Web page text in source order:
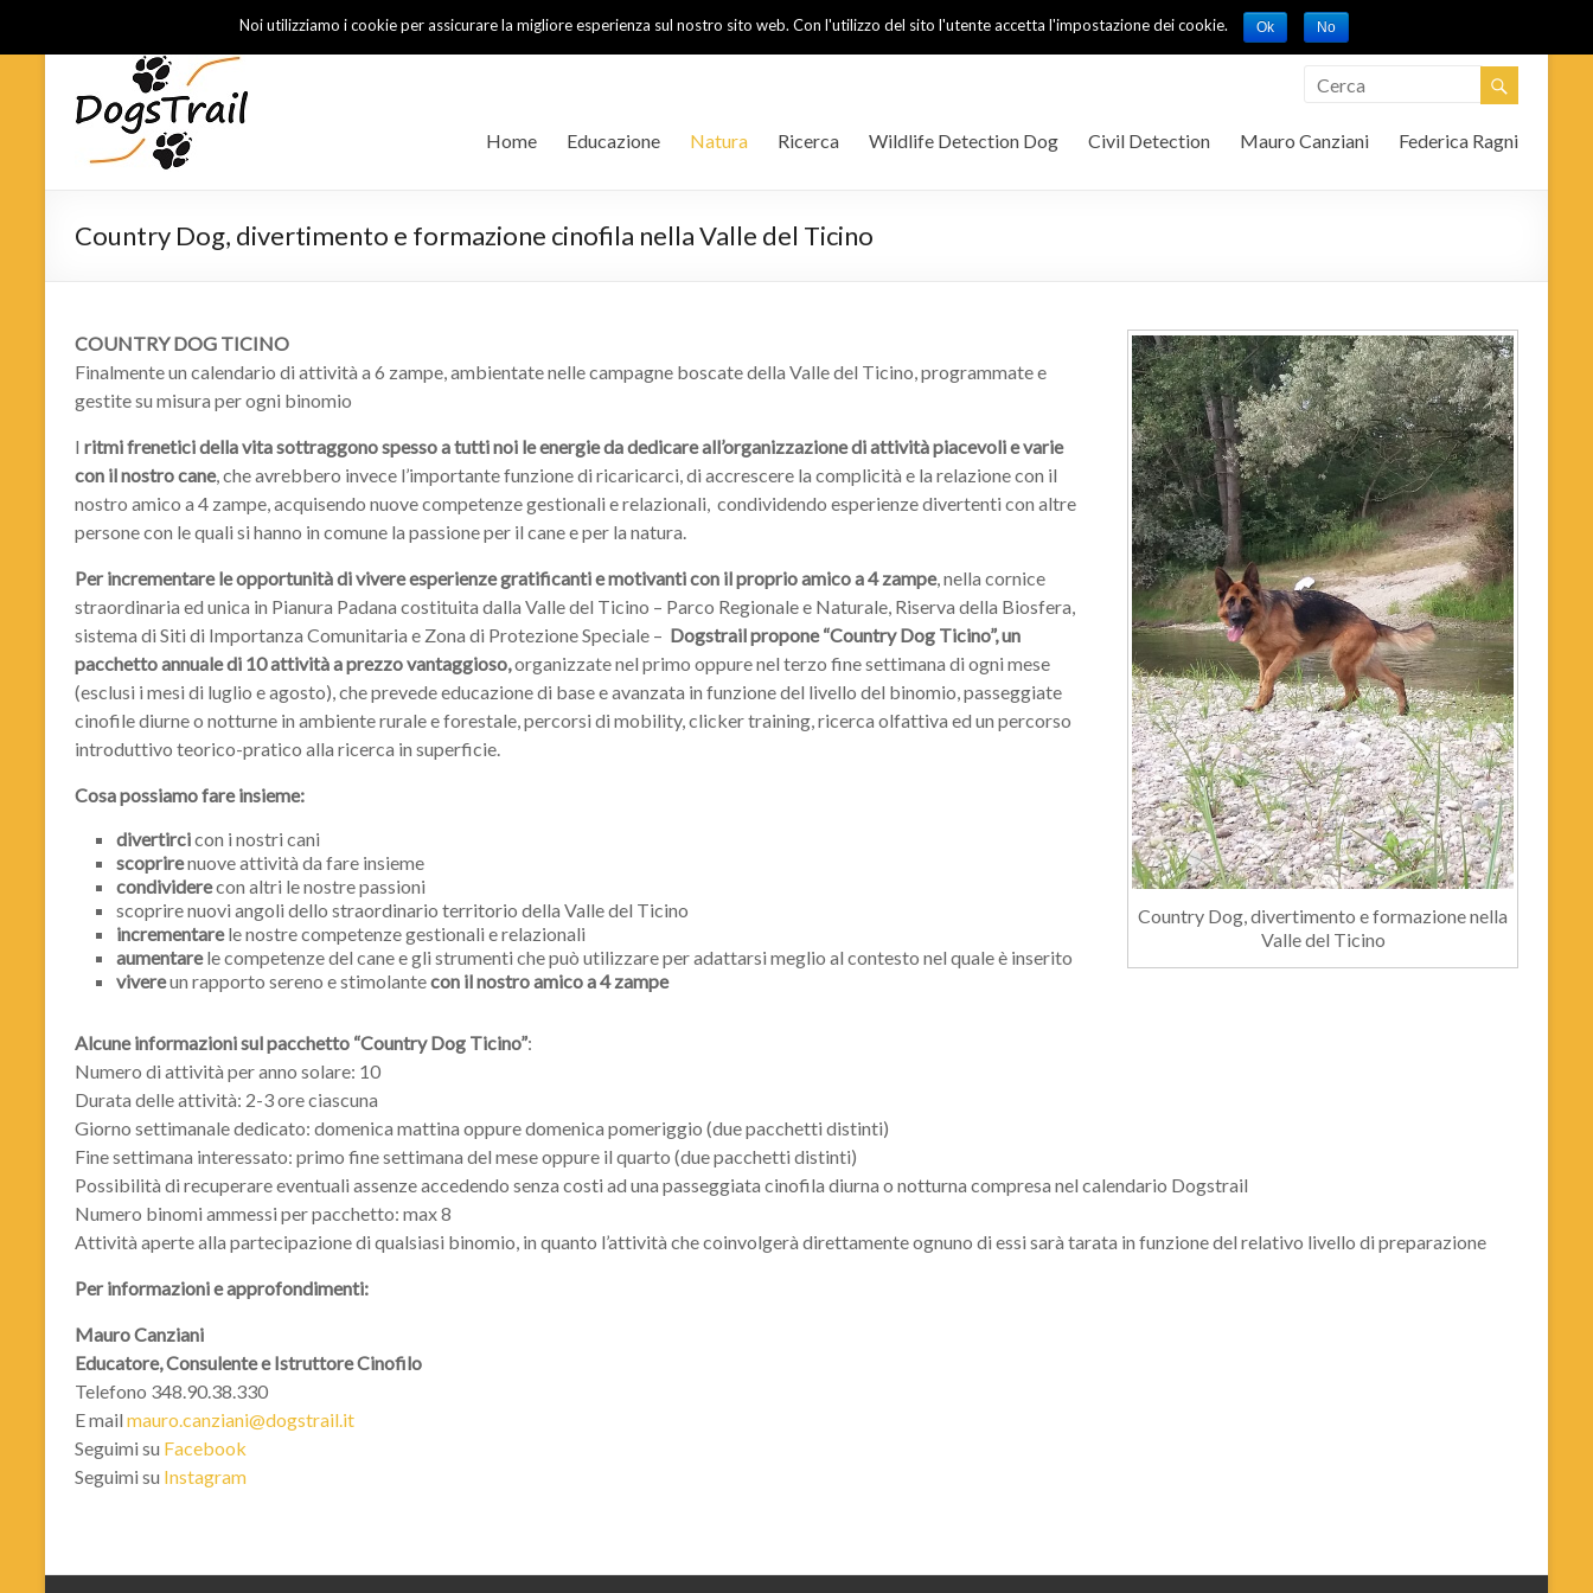
Home Educazione Natura Ricerca Wildlife Detection Dog Civil Detection Mauro Canziani Federica Ragni
Country Dog, divertimento e formazione cinofila nella Valle del Ticino
Country Dog, divertimento e formazione nella
Valle del Ticino
COUNTRY DOG TICINO
Finalmente un calendario di attività a 6 zampe, ambientate nelle campagne boscate della Valle del Ticino, programmate e
gestite su misura per ogni binomio
I ritmi frenetici della vita sottraggono spesso a tutti noi le energie da dedicare all’organizzazione di attività piacevoli e varie
con il nostro cane, che avrebbero invece l’importante funzione di ricaricarci, di accrescere la complicità e la relazione con il
nostro amico a 4 zampe, acquisendo nuove competenze gestionali e relazionali, condividendo esperienze divertenti con altre
persone con le quali si hanno in comune la passione per il cane e per la natura.
Per incrementare le opportunità di vivere esperienze gratificanti e motivanticon il proprio amico a 4 zampe, nella cornice
straordinaria ed unica in Pianura Padana costituita dalla Valle del Ticino – Parco Regionale e Naturale, Riserva della Biosfera,
sistema di Siti di Importanza Comunitaria e Zona di Protezione Speciale – Dogstrail propone “Country Dog Ticino”, un
pacchetto annuale di 10 attivitàa prezzo vantaggioso,organizzate nel primo oppure nel terzo fine settimana di ogni mese
(esclusi i mesi di luglio e agosto), che prevede educazione di base e avanzata in funzione del livello del binomio, passeggiate
cinofile diurne o notturne in ambiente rurale e forestale, percorsi di mobility, clicker training, ricerca olfattiva ed un percorso
introduttivo teorico-pratico alla ricerca in superficie.
Cosa possiamo fare insieme:
divertircicon i nostri cani
scoprirenuove attività da fare insieme
condividerecon altri le nostre passioni
scoprire nuovi angoli dello straordinario territorio della Valle del Ticino
incrementarele nostre competenze gestionali e relazionali
aumentarele competenze del cane e gli strumenti che può utilizzare per adattarsi meglio al contesto nel quale è inserito
vivereun rapporto sereno e stimolantecon il nostro amico a 4 zampe
Alcune informazioni sul pacchetto “Country Dog Ticino”:
Numero di attività per anno solare: 10
Durata delle attività: 2-3 ore ciascuna
Giorno settimanale dedicato: domenica mattina oppure domenica pomeriggio (due pacchetti distinti)
Fine settimana interessato: primo fine settimana del mese oppure il quarto (due pacchetti distinti)
Possibilità di recuperare eventuali assenze accedendo senza costi ad una passeggiata cinofila diurna o notturna compresa nel calendario Dogstrail
Numero binomi ammessi per pacchetto: max 8
Attività aperte alla partecipazione di qualsiasi binomio, in quanto l’attività che coinvolgerà direttamente ognuno di essi sarà tarata in funzione del relativo livello di preparazione
Per informazioni e approfondimenti:
Mauro Canziani
Educatore, Consulente e Istruttore Cinofilo
Telefono 348.90.38.330
E mail mauro.canziani@dogstrail.it
Seguimi su Facebook
Seguimi su Instagram
Noi utilizziamo i cookie per assicurare la migliore esperienza sul nostro sito web. Con l'utilizzo del sito l'utente accetta l'impostazione dei cookie. Ok No